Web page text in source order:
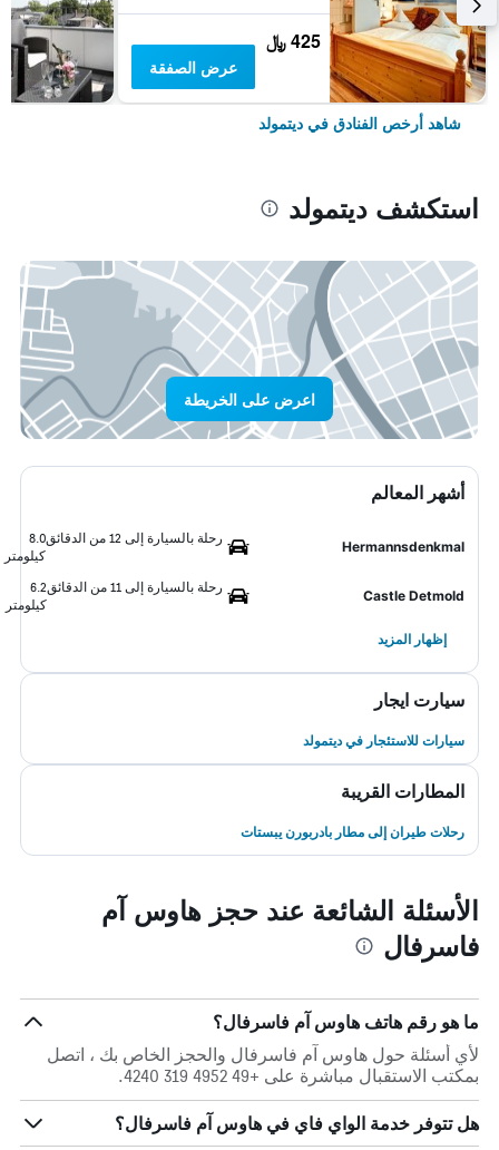
425 ﷼
عرض الصفقة
شاهد أرخص الفنادق في ديتمولد
استكشف ديتمولد
اعرض على الخريطة
أشهر المعالم
Hermannsdenkmal
رحلة بالسيارة إلى 12 من الدقائق
8.0
كيلومتر
Castle Detmold
رحلة بالسيارة إلى 11 من الدقائق
6.2
كيلومتر
إظهار المزيد
سيارت ايجار
سيارات للاستئجار في ديتمولد
المطارات القريبة
رحلات طيران إلى مطار بادربورن يبستات
الأسئلة الشائعة عند حجز هاوس آم
فاسرفال
ما هو رقم هاتف هاوس آم فاسرفال؟
لأي أسئلة حول هاوس آم فاسرفال والحجز الخاص بك ، اتصل
بمكتب الاستقبال مباشرة على +49 4952 319 4240.
هل تتوفر خدمة الواي فاي في هاوس آم فاسرفال؟